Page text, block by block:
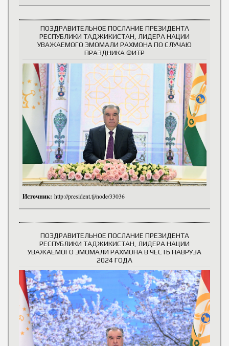
ПОЗДРАВИТЕЛЬНОЕ ПОСЛАНИЕ ПРЕЗИДЕНТА
РЕСПУБЛИКИ ТАДЖИКИСТАН, ЛИДЕРА НАЦИИ
УВАЖАЕМОГО ЭМОМАЛИ РАХМОНА ПО СЛУЧАЮ
ПРАЗДНИКА ФИТР
Источник: http://president.tj/node/33036
ПОЗДРАВИТЕЛЬНОЕ ПОСЛАНИЕ ПРЕЗИДЕНТА
РЕСПУБЛИКИ ТАДЖИКИСТАН, ЛИДЕРА НАЦИИ
УВАЖАЕМОГО ЭМОМАЛИ РАХМОНА В ЧЕСТЬ НАВРУЗА
2024 ГОДА